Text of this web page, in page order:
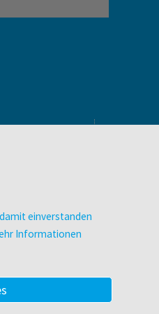
Cookieseinverstanden
Informationen